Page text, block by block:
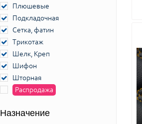
Плюшевые
Подкладочная
Сетка, фатин
Трикотаж
Шелк, Креп
Шифон
Шторная
Распродажа
Назначение